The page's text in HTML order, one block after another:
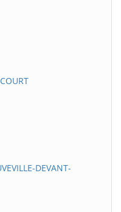
DEVANT-